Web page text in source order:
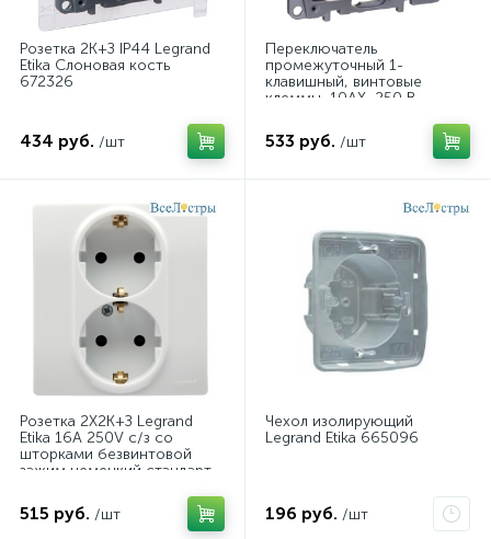
Розетка 2К+З IP44 Legrand
Etika Слоновая кость
672326
434 руб. /шт
Переключатель
промежуточный 1-
клавишный, винтовые
клеммы, 10AX, 250 В
кость 672349
533 руб. /шт
Розетка 2X2К+З Legrand
Etika 16A 250V с/з со
шторками безвинтовой
зажим немецкий стандарт
515 руб. /шт
Чехол изолирующий
Legrand Etika 665096
196 руб. /шт